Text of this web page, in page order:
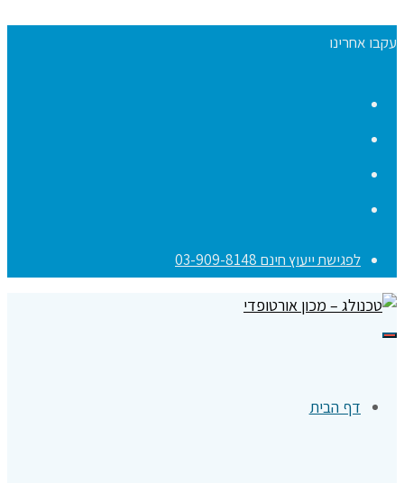
עקבו אחרינו
לפגישת ייעוץ חינם 03-909-8148
תפריט
דף הבית